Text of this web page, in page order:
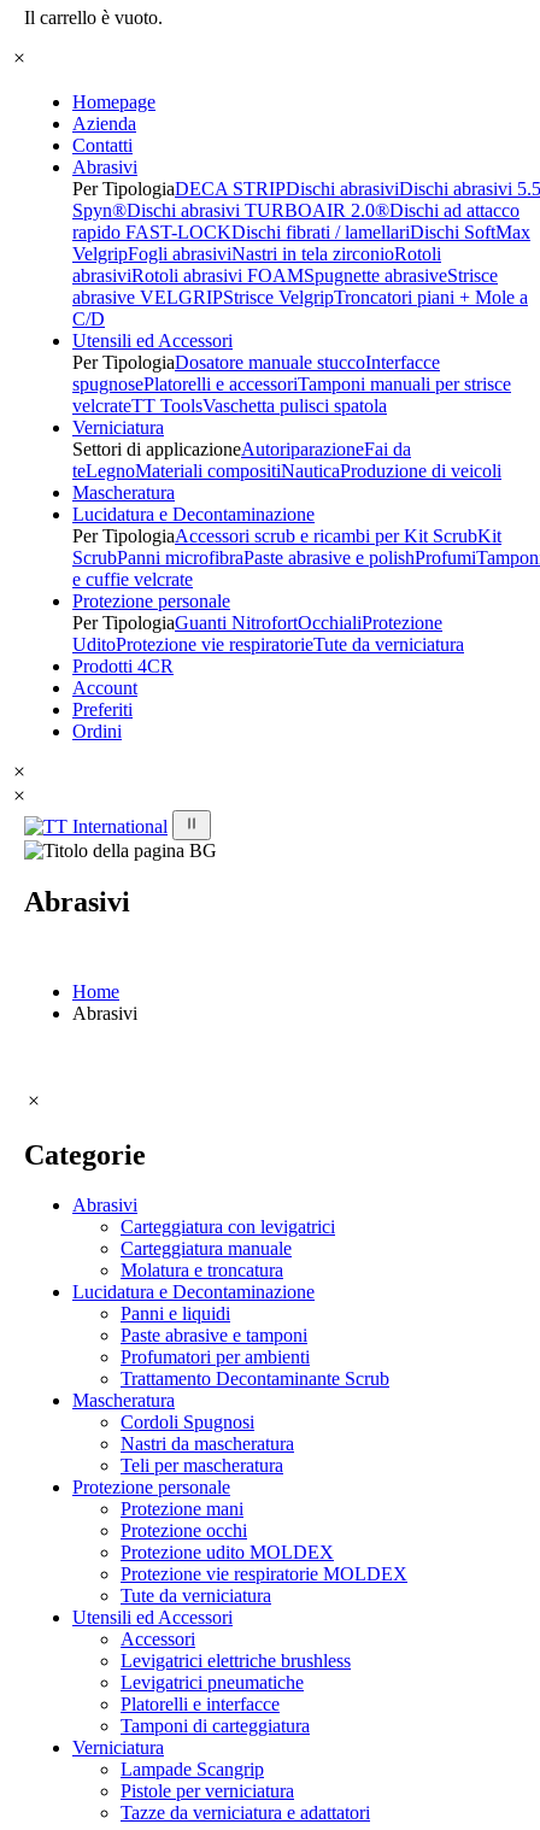
Il carrello è vuoto.
Homepage
Azienda
Contatti
Abrasivi
Per TipologiaDECA STRIPDischi abrasiviDischi abrasivi 5.5
Spyn®Dischi abrasivi TURBOAIR 2.0®Dischi ad attacco
rapido FAST-LOCKDischi fibrati / lamellariDischi SoftMax
VelgripFogli abrasiviNastri in tela zirconioRotoli
abrasiviRotoli abrasivi FOAMSpugnette abrasiveStrisce
abrasive VELGRIPStrisce VelgripTroncatori piani + Mole a
C/D
Utensili ed Accessori
Per TipologiaDosatore manuale stuccoInterfacce
spugnosePlatorelli e accessoriTamponi manuali per strisce
velcrateTT ToolsVaschetta pulisci spatola
Verniciatura
Settori di applicazioneAutoriparazioneFai da
teLegnoMateriali compositiNauticaProduzione di veicoli
Mascheratura
Lucidatura e Decontaminazione
Per TipologiaAccessori scrub e ricambi per Kit ScrubKit
ScrubPanni microfibraPaste abrasive e polishProfumi
e cuffie velcrate
Protezione personale
Per TipologiaGuanti NitrofortOcchialiProtezione
UditoProtezione vie respiratorieTute da verniciatura
Prodotti 4CR
Account
Preferiti
Ordini
Abrasivi
Home
Abrasivi
Tipologia abrasivi
Dischi abrasivi(18)
Dischi abrasivi 5.5 Spyn®(1)
Dischi abrasivi TURBOAIR 2.0®
Dischi ad attacco rapido FAST-LOCK
Dischi fibrati / lamellari(1)
Dischi SoftMax Velgrip
Fogli abrasivi(5)
Nastri in tela zirconio(1)
Rotoli abrasivi(4)
Rotoli abrasivi FOAM (2)
Spugnette abrasive(1)
Strisce abrasive VELGRIP
Strisce Velgrip(1)
Troncatori piani + Mole a C/D
Tipologia lucidatura e decontaminazione
Tipologia protezione personale
Prodotto Colore
Prodotto Confezione
Prodotto Cosparsione
Categorie
Abrasivi
Carteggiatura con levigatrici
Carteggiatura manuale
Molatura e troncatura
Lucidatura e Decontaminazione
Panni e liquidi
Paste abrasive e tamponi
Profumatori per ambienti
Trattamento Decontaminante Scrub
Mascheratura
Cordoli Spugnosi
Nastri da mascheratura
Teli per mascheratura
Protezione personale
Protezione mani
Protezione occhi
Protezione udito MOLDEX
Protezione vie respiratorie MOLDEX
Tute da verniciatura
Utensili ed Accessori
Accessori
Levigatrici elettriche brushless
Levigatrici pneumatiche
Platorelli e interfacce
Tamponi di carteggiatura
Verniciatura
Lampade Scangrip
Pistole per verniciatura
Tazze da verniciatura e adattatori